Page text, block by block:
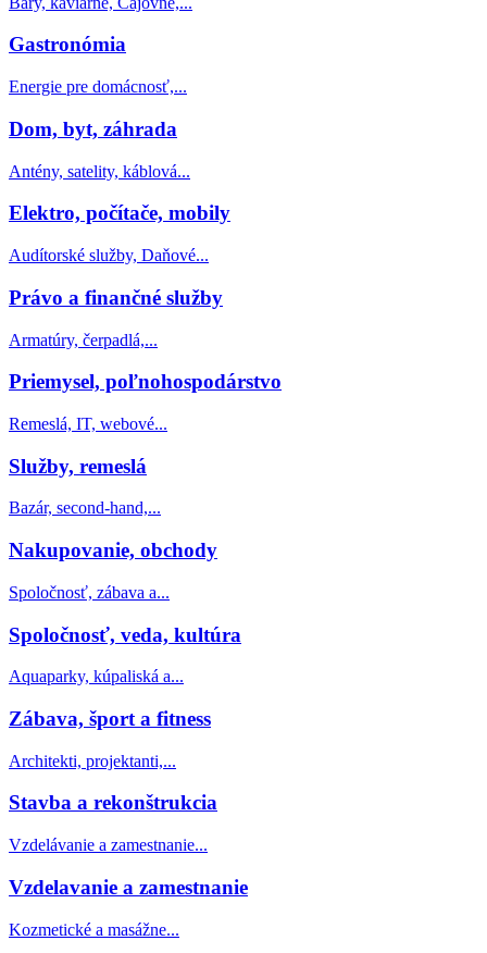
Gastronómia
Energie pre domácnosť,...
Dom, byt, záhrada
Antény, satelity, káblová...
Elektro, počítače, mobily
Audítorské služby, Daňové...
Právo a finančné služby
Armatúry, čerpadlá,...
Priemysel, poľnohospodárstvo
Remeslá, IT, webové...
Služby, remeslá
Bazár, second-hand,...
Nakupovanie, obchody
Spoločnosť, zábava a...
Spoločnosť, veda, kultúra
Aquaparky, kúpaliská a...
Zábava, šport a fitness
Architekti, projektanti,...
Stavba a rekonštrukcia
Vzdelávanie a zamestnanie...
Vzdelavanie a zamestnanie
Kozmetické a masážne...